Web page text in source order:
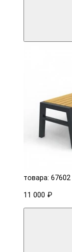
товара: 67602
11 000 ₽